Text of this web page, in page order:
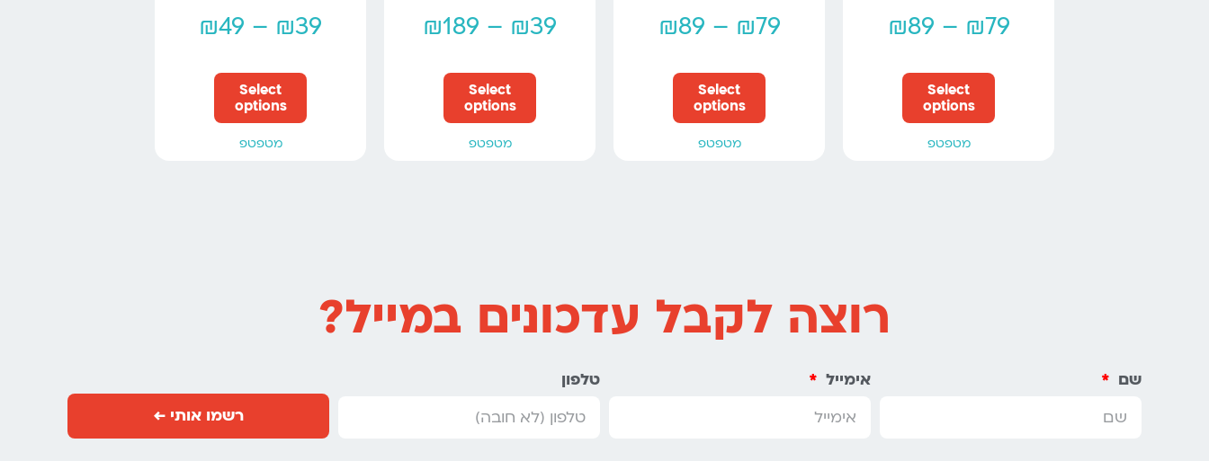
₪79
–
₪89
Select
options
מטפטפ
₪79
–
₪89
Select
options
מטפטפ
₪39
–
₪189
Select
options
מטפטפ
₪39
–
₪49
Select
options
מטפטפ
רוצה לקבל עדכונים במייל?
שם אימייל
טלפון
רשמו אותי ←